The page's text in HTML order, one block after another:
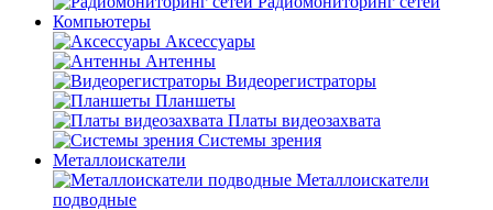
Компьютеры
Аксессуары
Антенны
Видеорегистраторы
Планшеты
Платы видеозахвата
Системы зрения
Металлоискатели
Металлоискатели
подводные